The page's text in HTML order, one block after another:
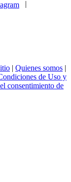
| Quienes somos |
de Uso y
consentimiento de